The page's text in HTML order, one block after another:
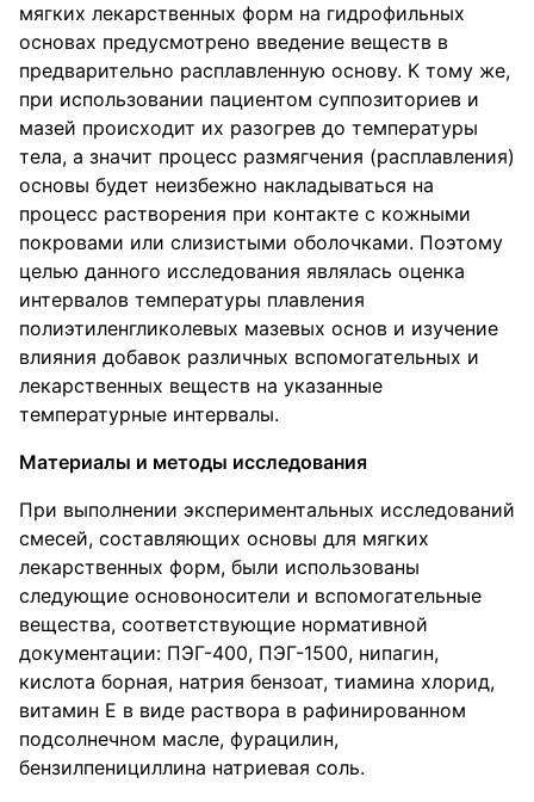
мягких лекарственных форм на гидрофильных
основах предусмотрено введение веществ в
предварительно расплавленную основу. К тому же,
при использовании пациентом суппозиториев и
мазей происходит их разогрев до температуры
тела, а значит процесс размягчения (расплавления)
основы будет неизбежно накладываться на
процесс растворения при контакте с кожными
покровами или слизистыми оболочками. Поэтому
целью данного исследования являлась оценка
интервалов температуры плавления
полиэтиленгликолевых мазевых основ и изучение
влияния добавок различных вспомогательных и
лекарственных веществ на указанные
температурные интервалы.
Материалы и методы исследования
При выполнении экспериментальных исследований
смесей, составляющих основы для мягких
лекарственных форм, были использованы
следующие основоносители и вспомогательные
вещества, соответствующие нормативной
документации: ПЭГ-400, ПЭГ-1500, нипагин,
кислота борная, натрия бензоат, тиамина хлорид,
витамин Е в виде раствора в рафинированном
подсолнечном масле, фурацилин,
бензилпенициллина натриевая соль.